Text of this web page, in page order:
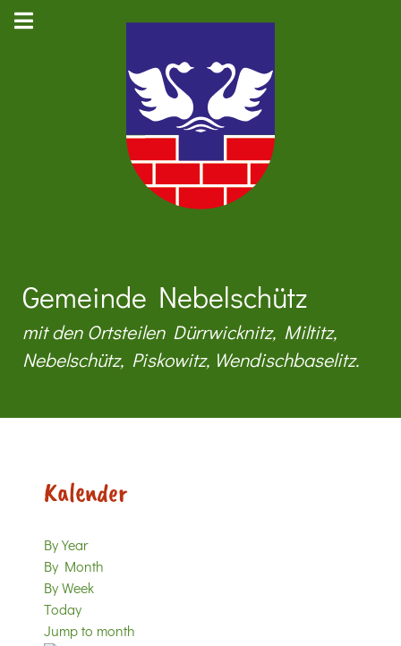
Gemeinde Nebelschütz
mit den Ortsteilen Dürrwicknitz, Miltitz,
Nebelschütz, Piskowitz, Wendischbaselitz.
Kalender
By Year
By Month
By Week
Today
Jump to month